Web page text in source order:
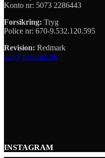
Konto nr: 5073 2286443
Forsikring: Tryg
Police nr: 670-9.532.120.595
Revision: Redmark
sun@redmark.dk
INSTAGRAM